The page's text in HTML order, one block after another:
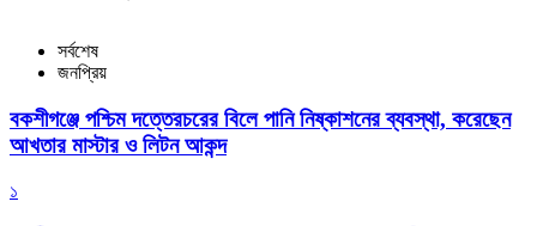
সর্বশেষ
জনপ্রিয়
বকশীগঞ্জে পশ্চিম দত্তেরচরের বিলে পানি নিষ্কাশনের ব্যবস্থা, করেছেন
আখতার মাস্টার ও লিটন আকন্দ
১